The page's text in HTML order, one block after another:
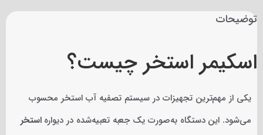
توضیحات
اسکیمر استخر چیست؟
یکی از مهم‌ترین تجهیزات در سیستم تصفیه آب استخر محسوب
می‌شود. این دستگاه به‌صورت یک جعبه تعبیه‌شده در دیواره استخر